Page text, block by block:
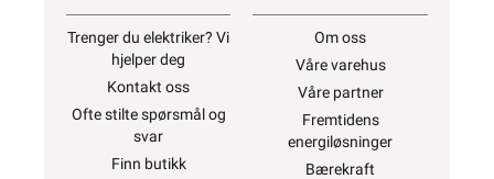
Trenger du elektriker? Vi
hjelper deg
Kontakt oss
Ofte stilte spørsmål og
svar
Finn butikk
Om oss
Våre varehus
Våre partner
Fremtidens
energiløsninger
Bærekraft